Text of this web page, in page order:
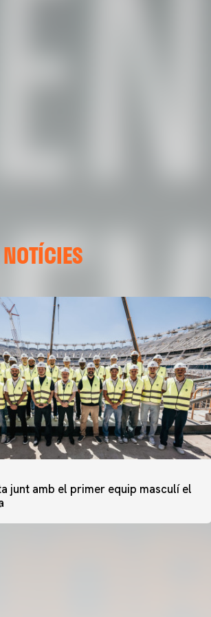
junt amb el primer equip masculí el